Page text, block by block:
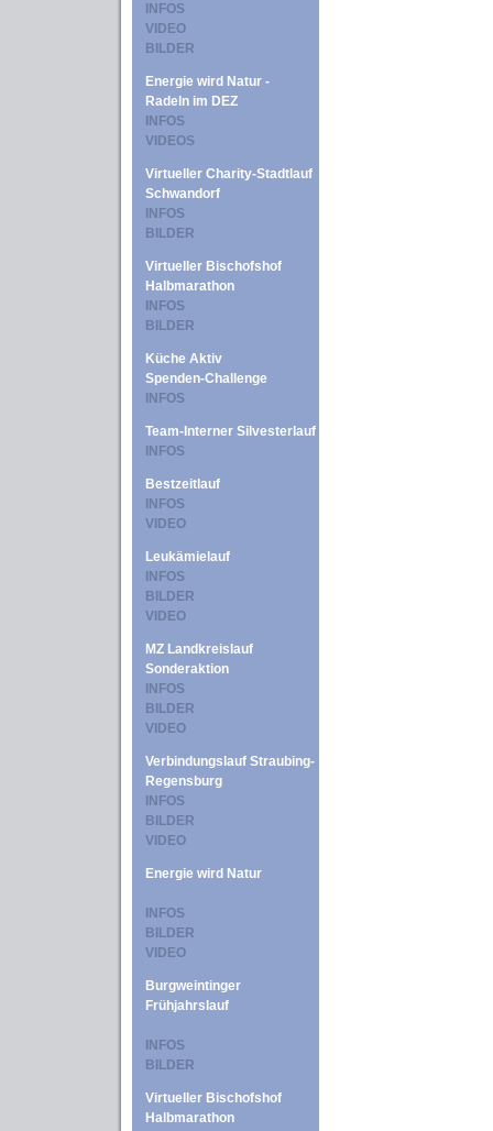
INFOS
VIDEO
BILDER
Energie wird Natur -
Radeln im DEZ
INFOS
VIDEOS
Virtueller Charity-Stadtlauf
Schwandorf
INFOS
BILDER
Virtueller Bischofshof
Halbmarathon
INFOS
BILDER
Küche Aktiv
Spenden-Challenge
INFOS
Team-Interner Silvesterlauf
INFOS
Bestzeitlauf
INFOS
VIDEO
Leukämielauf
INFOS
BILDER
VIDEO
MZ Landkreislauf
Sonderaktion
INFOS
BILDER
VIDEO
Verbindungslauf Straubing-
Regensburg
INFOS
BILDER
VIDEO
Energie wird Natur
INFOS
BILDER
VIDEO
Burgweintinger
Frühjahrslauf
INFOS
BILDER
Virtueller Bischofshof
Halbmarathon